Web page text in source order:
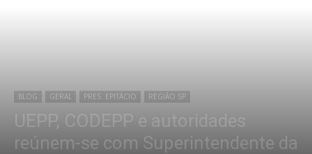
BLOG GERAL PRES. EPITÁCIO REGIÃO SP
UEPP, CODEPP e autoridades
reúnem-se com Superintendente da